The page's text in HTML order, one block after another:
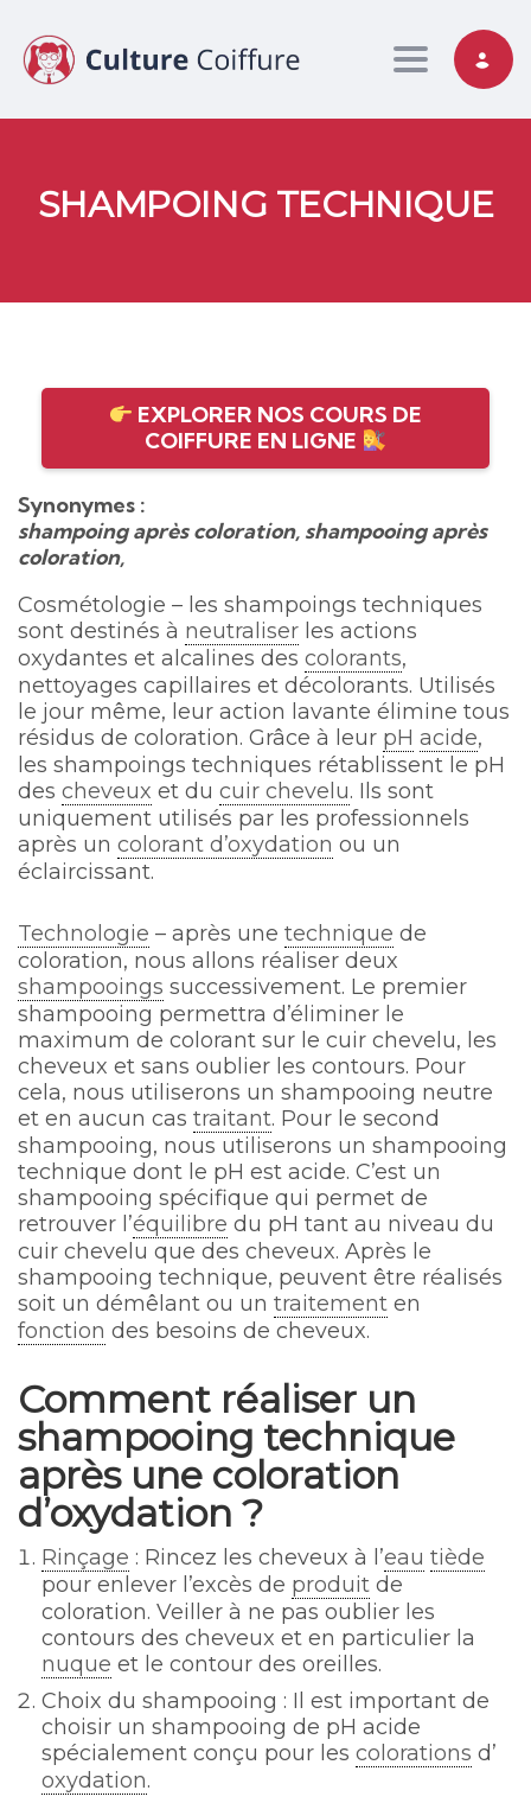
Toggle
SHAMPOING TECHNIQUE
EXPLORER NOS COURS DE
COIFFURE EN LIGNE
Synonymes :
shampoing après coloration, shampooing après
coloration,
Cosmétologie – les shampoings techniques
sont destinés à neutraliser les actions
oxydantes et alcalines des colorants,
nettoyages capillaires et décolorants. Utilisés
le jour même, leur action lavante élimine tous
résidus de coloration. Grâce à leur pH acide,
les shampoings techniques rétablissent le pH
des cheveux et du cuir chevelu. Ils sont
uniquement utilisés par les professionnels
après un colorant d’oxydation ou un
éclaircissant.
Technologie – après une technique de
coloration, nous allons réaliser deux
shampooings successivement. Le premier
shampooing permettra d’éliminer le
maximum de colorant sur le cuir chevelu, les
cheveux et sans oublier les contours. Pour
cela, nous utiliserons un shampooing neutre
et en aucun cas traitant. Pour le second
shampooing, nous utiliserons un shampooing
technique dont le pH est acide. C’est un
shampooing spécifique qui permet de
retrouver l’équilibre du pH tant au niveau du
cuir chevelu que des cheveux. Après le
shampooing technique, peuvent être réalisés
soit un démêlant ou un traitement en
fonction des besoins de cheveux.
Comment réaliser un
shampooing technique
après une coloration
d’oxydation ?
Rinçage : Rincez les cheveux à l’eau tiède
pour enlever l’excès de produit de
coloration. Veiller à ne pas oublier les
contours des cheveux et en particulier la
nuque et le contour des oreilles.
Choix du shampooing : Il est important de
choisir un shampooing de pH acide
spécialement conçu pour les colorations d’
oxydation.